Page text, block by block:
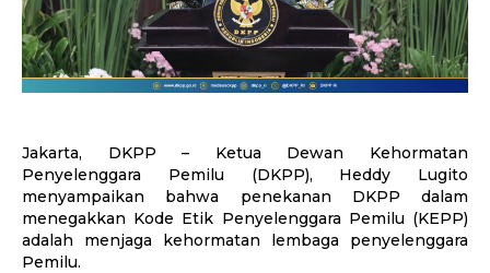
Jakarta, DKPP – Ketua Dewan Kehormatan
Penyelenggara Pemilu (DKPP), Heddy Lugito
menyampaikan bahwa penekanan DKPP dalam
menegakkan Kode Etik Penyelenggara Pemilu (KEPP)
adalah menjaga kehormatan lembaga penyelenggara
Pemilu.